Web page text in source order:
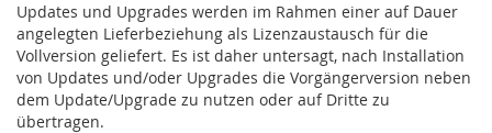
Updates und Upgrades werden im Rahmen einer auf Dauer
angelegten Lieferbeziehung als Lizenzaustausch für die
Vollversion geliefert. Es ist daher untersagt, nach Installation
von Updates und/oder Upgrades die Vorgängerversion neben
dem Update/Upgrade zu nutzen oder auf Dritte zu
übertragen.